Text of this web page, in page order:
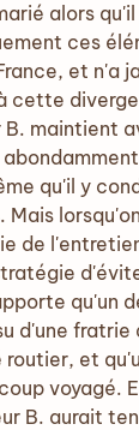
alors
ces
et n'a
cette
B. maintient
qu'il y
de
qu'un
d'une
et
voyagé.
B. aurait